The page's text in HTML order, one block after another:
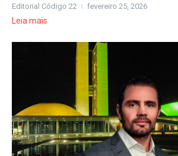
Editorial Código 22 fevereiro 25, 2026
Leia mais